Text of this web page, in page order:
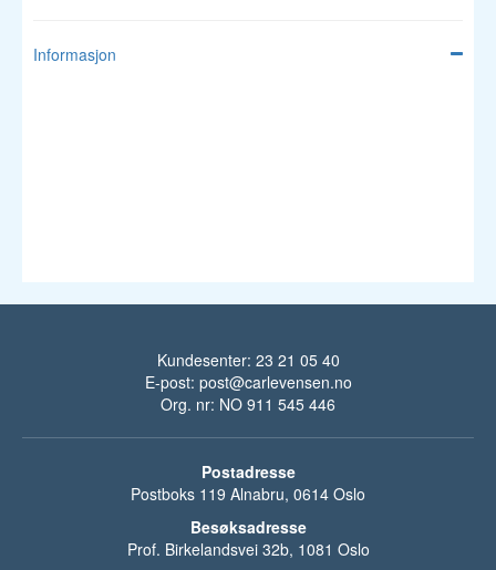
Informasjon
Kundesenter: 23 21 05 40
E-post: post@carlevensen.no
Org. nr: NO 911 545 446
Postadresse
Postboks 119 Alnabru, 0614 Oslo
Besøksadresse
Prof. Birkelandsvei 32b, 1081 Oslo